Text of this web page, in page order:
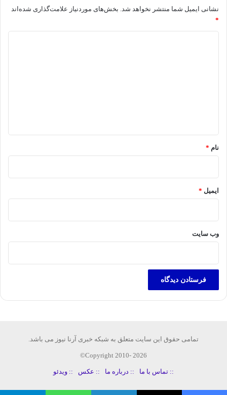
نشانی ایمیل شما منتشر نخواهد شد. بخش‌های موردنیاز علامت‌گذاری شده‌اند
*
نام *
ایمیل *
وب‌ سایت
تمامی حقوق این سایت متعلق به شبکه خبری آرنا نیوز می باشد.
Copyright 2010- 2026©
:: تماس با ما :: درباره ما :: عکس :: ویدئو